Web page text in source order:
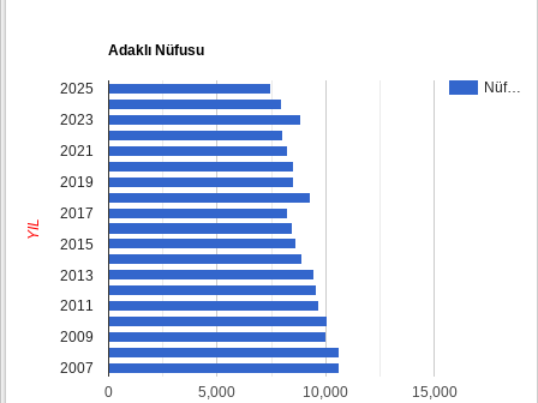
Adaklı Nüfusu
Nüf…
0 5,000 10,000 15,000
2025
2023
2021
2019
2017
2015
2013
2011
2009
2007
YIL